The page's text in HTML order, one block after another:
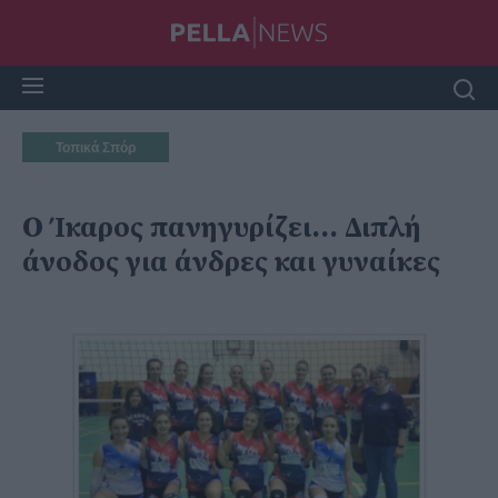
Τοπικά Σπόρ
Ο Ίκαρος πανηγυρίζει... Διπλή
άνοδος για άνδρες και γυναίκες